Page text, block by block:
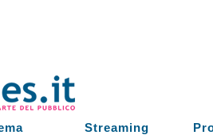
Streaming